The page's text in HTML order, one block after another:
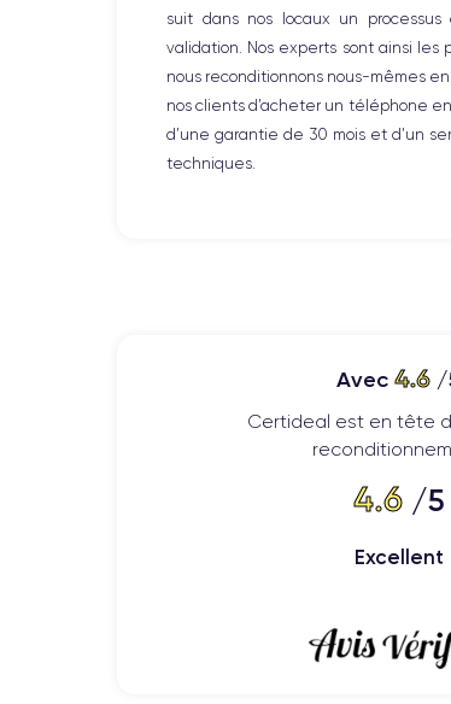
suit dans nos locaux un
validation. Nos experts sont ainsi
nous reconditionnons nous-mêmes
nos clients d’acheter un téléphone
d’une garantie de 30 mois et d’un
techniques.
Avec4.6 /
Certideal est en tête
4.6/5
Excellent